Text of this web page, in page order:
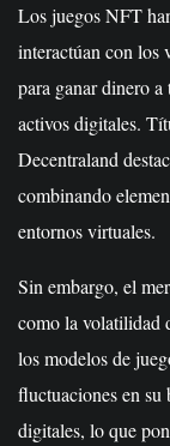
Los juegos NFT
interactúan con los
para ganar dinero
activos digitales.
Decentraland
combinando
entornos virtuales.
Sin embargo, el
como la volatilidad
los modelos de
fluctuaciones en su
digitales, lo que